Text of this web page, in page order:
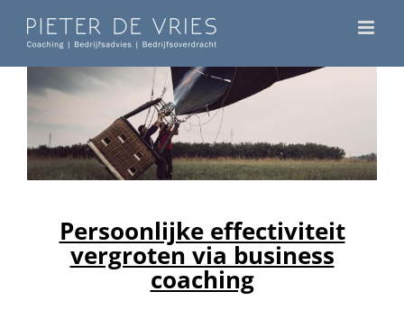
naar
inhoud
Persoonlijke effectiviteit
vergroten via business
coaching